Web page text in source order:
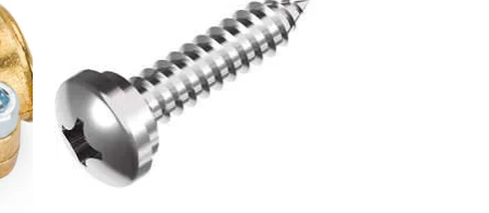
de
a la
lista de
deseos